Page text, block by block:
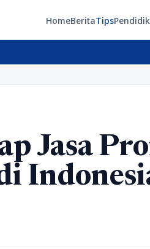
HomeBeritaTips
Jasa